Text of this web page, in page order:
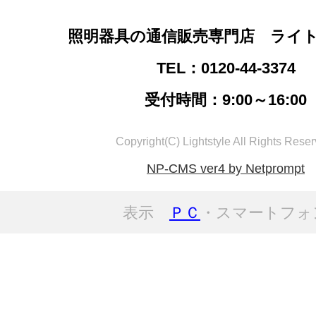
照明器具の通信販売専門店 ライ
TEL：0120-44-3374
受付時間：9:00～16:00
Copyright(C) Lightstyle All Rights
NP-CMS ver4 by Netprompt
表示 ＰＣ ・スマートフ